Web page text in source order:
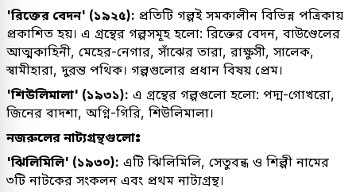
'রিক্তের বেদন' (১৯২৫): প্রতিটি গল্পই সমকালীন বিভিন্ন পত্রিকায়
প্রকাশিত হয়। এ গ্রন্থের গল্পসমূহ হলো: রিক্তের বেদন, বাউণ্ডেলের
আত্মকাহিনী, মেহের-নেগার, সাঁঝের তারা, রাক্ষুসী, সালেক,
স্বামীহারা, দুরন্ত পথিক। গল্পগুলোর প্রধান বিষয় প্রেম।
'শিউলিমালা' (১৯৩১): এ গ্রন্থের গল্পগুলো হলো: পদ্ম-গোখরো,
জিনের বাদশা, অগ্নি-গিরি, শিউলিমালা।
নজরুলের নাট্যগ্রন্থগুলোঃ
'ঝিলিমিলি' (১৯৩০): এটি ঝিলিমিলি, সেতুবন্ধ ও শিল্পী নামের
৩টি নাটকের সংকলন এবং প্রথম নাট্যগ্রন্থ।